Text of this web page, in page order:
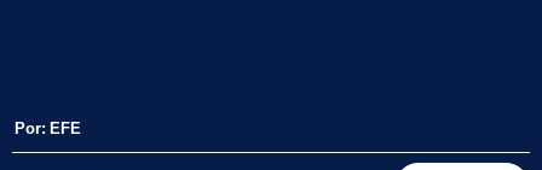
Por: EFE